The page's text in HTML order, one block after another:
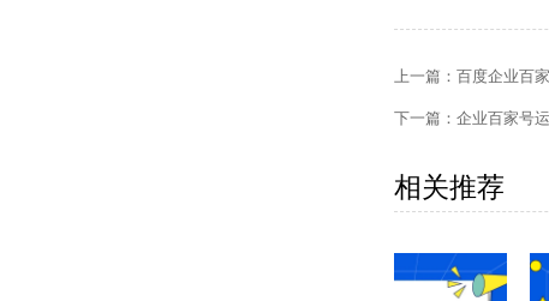
上一篇： 百度企业百
下一篇： 企业百家号
相关推荐